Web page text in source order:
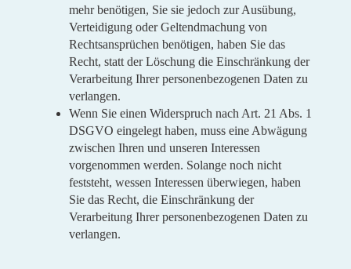
mehr benötigen, Sie sie jedoch zur Ausübung,
Verteidigung oder Geltendmachung von
Rechtsansprüchen benötigen, haben Sie das
Recht, statt der Löschung die Einschränkung der
Verarbeitung Ihrer personenbezogenen Daten zu
verlangen.
Wenn Sie einen Widerspruch nach Art. 21 Abs. 1
DSGVO eingelegt haben, muss eine Abwägung
zwischen Ihren und unseren Interessen
vorgenommen werden. Solange noch nicht
feststeht, wessen Interessen überwiegen, haben
Sie das Recht, die Einschränkung der
Verarbeitung Ihrer personenbezogenen Daten zu
verlangen.